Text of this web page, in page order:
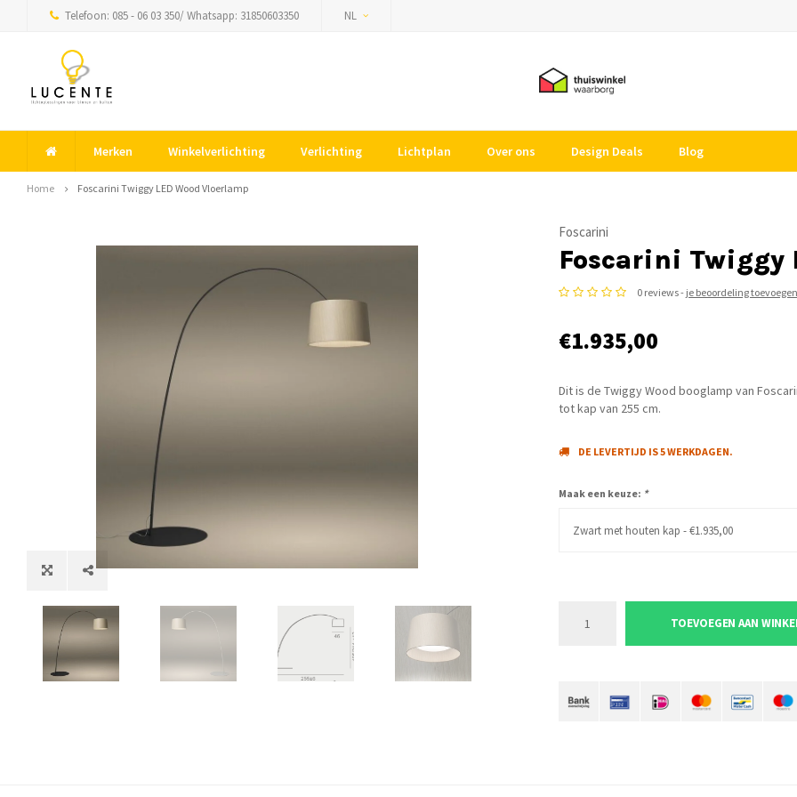
Telefoon: 085 - 06 03 350/ Whatsapp: 31850603350 NL
Merken Winkelverlichting Verlichting Lichtplan Over ons Design Deals Blog
Home Foscarini Twiggy LED Wood Vloerlamp
Foscarini
Foscarini Twiggy
0 reviews - je beoordeling toevoegen
€1.935,00
Dit is de Twiggy Wood booglamp van
tot kap van 255 cm.
DE LEVERTIJD IS 5 WERKDAGEN.
Maak een keuze: *
Zwart met houten kap - €1.935,00
TOEVOEGEN AAN